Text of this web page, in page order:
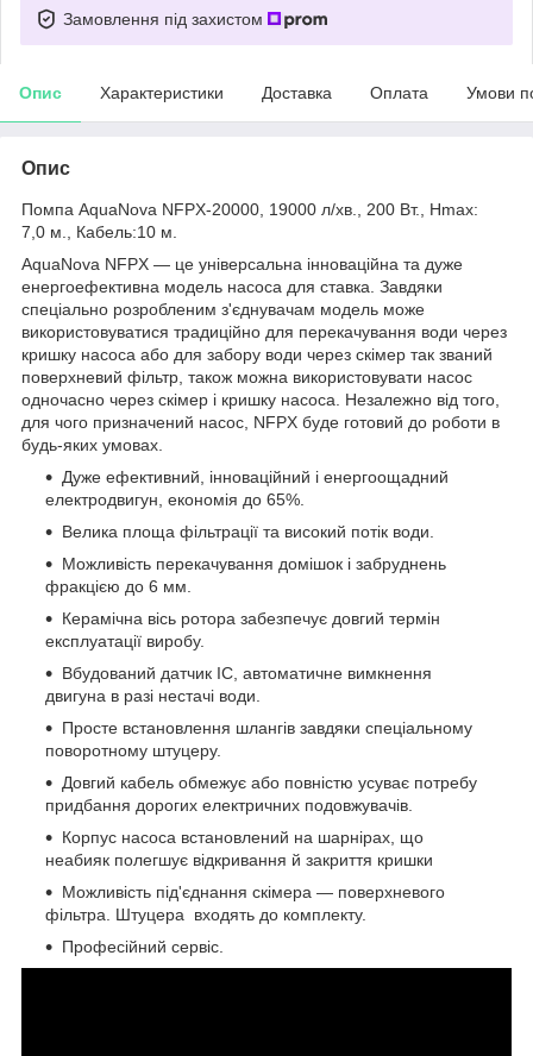
Замовлення під захистом
Опис Характеристики Доставка Оплата Умови
Опис
Помпа AquaNova NFPX-20000, 19000 л/хв., 200 Вт., Hmax:
7,0 м., Кабель:10 м.
AquaNova NFPX — це універсальна інноваційна та дуже
енергоефективна модель насоса для ставка. Завдяки
спеціально розробленим з'єднувачам модель може
використовуватися традиційно для перекачування води через
кришку насоса або для забору води через скімер так званий
поверхневий фільтр, також можна використовувати насос
одночасно через скімер і кришку насоса. Незалежно від того,
для чого призначений насос, NFPX буде готовий до роботи в
будь-яких умовах.
Дуже ефективний, інноваційний і енергоощадний
електродвигун, економія до 65%.
Велика площа фільтрації та високий потік води.
Можливість перекачування домішок і забруднень
фракцією до 6 мм.
Керамічна вісь ротора забезпечує довгий термін
експлуатації виробу.
Вбудований датчик IC, автоматичне вимкнення
двигуна в разі нестачі води.
Просте встановлення шлангів завдяки спеціальному
поворотному штуцеру.
Довгий кабель обмежує або повністю усуває потребу
придбання дорогих електричних подовжувачів.
Корпус насоса встановлений на шарнірах, що
неабияк полегшує відкривання й закриття кришки
Можливість під'єднання скімера — поверхневого
фільтра. Штуцера входять до комплекту.
Професійний сервіс.